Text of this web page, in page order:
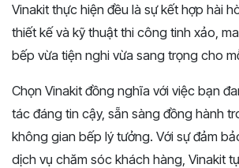
Vinakit thực hiện đều là sự kết hợp hài
thiết kế và kỹ thuật thi công tinh xảo,
bếp vừa tiện nghi vừa sang trọng cho
Chọn Vinakit đồng nghĩa với việc bạn
tác đáng tin cậy, sẵn sàng đồng hành
không gian bếp lý tưởng. Với sự đảm
dịch vụ chăm sóc khách hàng, Vinakit